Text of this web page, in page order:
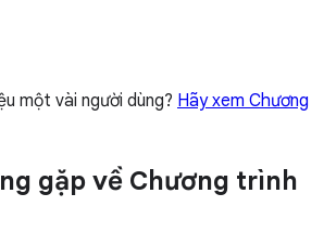
một vài người dùng? Hãy xem Chương
gặp về Chương trình